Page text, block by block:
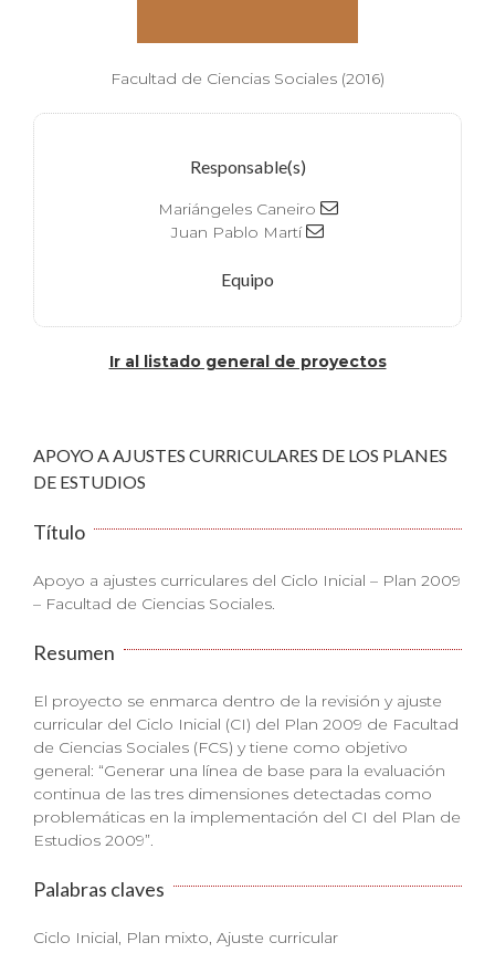
Facultad de Ciencias Sociales (2016)
Responsable(s)
Mariángeles Caneiro
Juan Pablo Martí
Equipo
Ir al listado general de proyectos
APOYO A AJUSTES CURRICULARES DE LOS PLANES
DE ESTUDIOS
Título
Apoyo a ajustes curriculares del Ciclo Inicial – Plan 2009
– Facultad de Ciencias Sociales.
Resumen
El proyecto se enmarca dentro de la revisión y ajuste
curricular del Ciclo Inicial (CI) del Plan 2009 de Facultad
de Ciencias Sociales (FCS) y tiene como objetivo
general: “Generar una línea de base para la evaluación
continua de las tres dimensiones detectadas como
problemáticas en la implementación del CI del Plan de
Estudios 2009”.
Palabras claves
Ciclo Inicial, Plan mixto, Ajuste curricular